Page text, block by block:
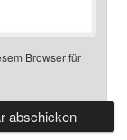
Browser für